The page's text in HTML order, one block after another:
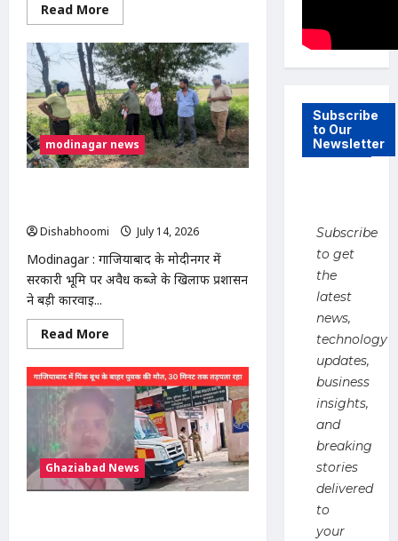
Read More
more
निवाड़ी
नगर
पंचायत
में
भ्रष्टाचार
के
आरोपों
पर
भाकियू
(टिकैत)
का
मांग
modinagar news
Dishabhoomi
July 14, 2026
Modinagar : गाजियाबाद के मोदीनगर में
सरकारी भूमि पर अवैध कब्जे के खिलाफ प्रशासन
ने बड़ी कार्रवाई...
Read More
more
मोदीनगर
में
13
बीघा
सरकारी
जमीन
से
अवैध
कब्जा
हटाया,
प्रशासन
Ghaziabad News
Subscribe
to Our
Newsletter
Subscribe
to get
the
latest
news,
technology
updates,
business
insights,
and
breaking
stories
delivered
to
your